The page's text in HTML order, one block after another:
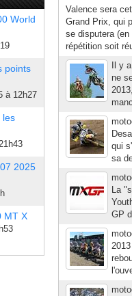
World
points
à 12h27
les
2025
MT X
Valence sera
Grand Prix, qui
se disputera
répétition soit
Il y
ne
qui
sa
La
GP